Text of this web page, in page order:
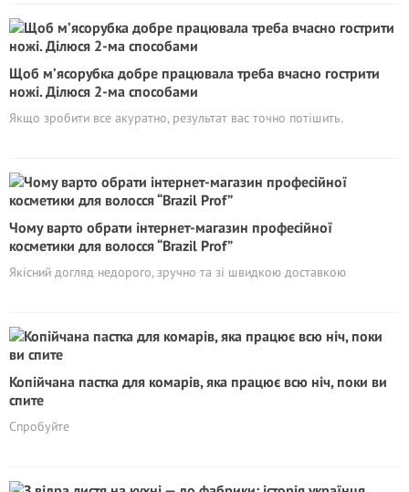
Щоб м’ясорубка добре працювала треба вчасно гострити
ножі. Ділюся 2-ма способами
Якщо зробити все акуратно, результат вас точно потішить.
Чому варто обрати інтернет-магазин професійної
косметики для волосся “Brazil Prof”
Якісний догляд недорого, зручно та зі швидкою доставкою
Копійчана пастка для комарів, яка працює всю ніч, поки ви
спите
Спробуйте